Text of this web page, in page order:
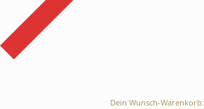
Dein Wunsch-Warenkorb: